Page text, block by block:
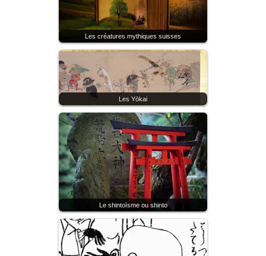
Les créatures mythiques suisses
Les Yōkai
Le shintoïsme ou shinto